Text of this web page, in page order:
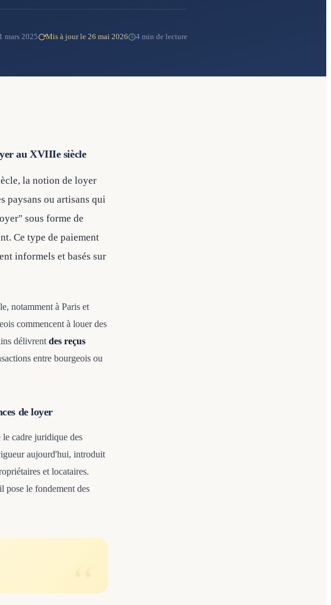
1 mars 2025 Mis à jour le 26 mai 2026 4 min de lecture
au XVIIIe siècle
la notion de loyer
paysans ou artisans qui
sous forme de
Ce type de paiement
informels et basés sur
notamment à Paris et
commencent à louer des
délivrent des reçus
entre bourgeois ou
de loyer
cadre juridique des
aujourd'hui, introduit
et locataires.
pose le fondement des